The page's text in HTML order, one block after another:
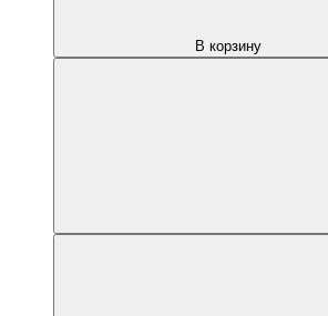
В корзину